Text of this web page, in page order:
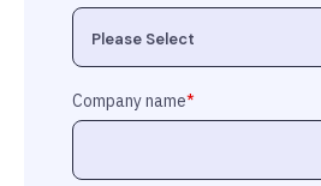
Company name*